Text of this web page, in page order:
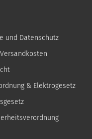
und Datenschutz
& Elektrogesetz